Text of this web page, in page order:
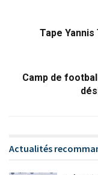
Tape
Camp de
Actualités